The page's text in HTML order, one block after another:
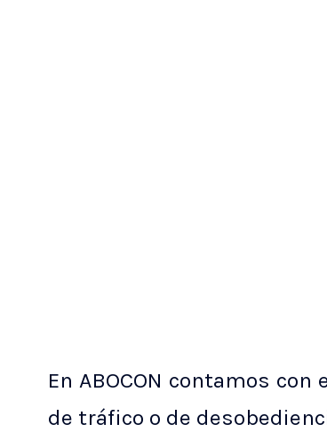
En ABOCON contamos
de tráfico o de